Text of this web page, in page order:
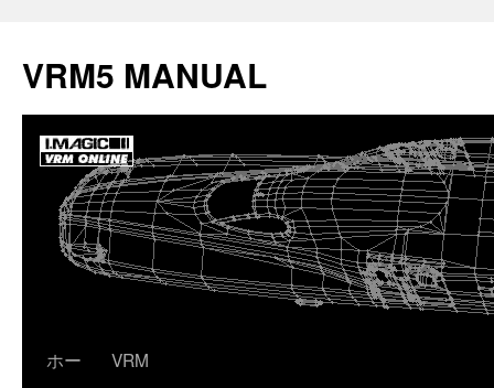
テ
ン
VRM5 MANUAL
ホー
VRM